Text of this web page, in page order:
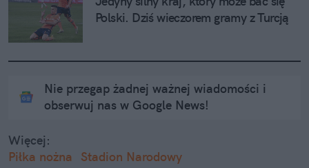
Polski. Dziś wieczorem gramy z Turcją
Nie przegap żadnej ważnej wiadomości i
obserwuj nas w Google News!
Więcej:
Piłka nożna
Stadion Narodowy